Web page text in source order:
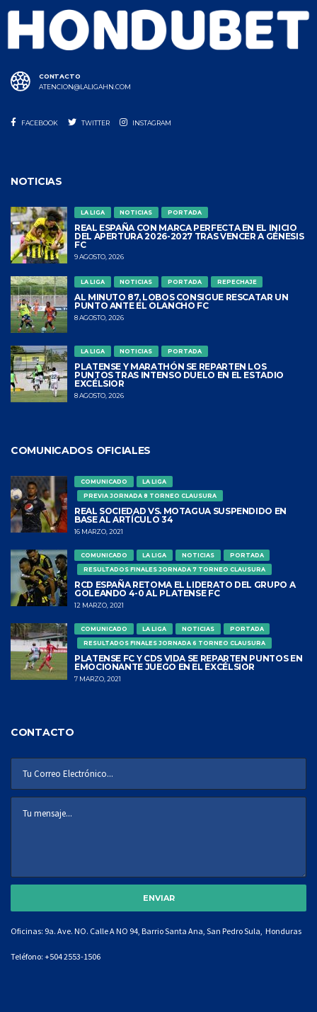
CONTACTO
ATENCION@LALIGAHN.COM
FACEBOOK TWITTER INSTAGRAM
NOTICIAS
LA LIGA NOTICIAS PORTADA
REAL ESPAÑA CON MARCA PERFECTA EN EL INICIO
DEL APERTURA 2026-2027 TRAS VENCER A GÉNESIS
FC
9 AGOSTO, 2026
LA LIGA NOTICIAS PORTADA REPECHAJE
AL MINUTO 87, LOBOS CONSIGUE RESCATAR UN
PUNTO ANTE EL OLANCHO FC
8 AGOSTO, 2026
LA LIGA NOTICIAS PORTADA
PLATENSE Y MARATHÓN SE REPARTEN LOS
PUNTOS TRAS INTENSO DUELO EN EL ESTADIO
EXCÉLSIOR
8 AGOSTO, 2026
COMUNICADOS OFICIALES
COMUNICADO
LA LIGA
PREVIA JORNADA 8 TORNEO CLAUSURA
REAL SOCIEDAD VS. MOTAGUA SUSPENDIDO EN
BASE AL ARTÍCULO 34
16 MARZO, 2021
COMUNICADO LA LIGA NOTICIAS
PORTADA
RESULTADOS FINALES JORNADA 7 TORNEO CLAUSURA
RCD ESPAÑA RETOMA EL LIDERATO DEL GRUPO A
GOLEANDO 4-0 AL PLATENSE FC
12 MARZO, 2021
COMUNICADO LA LIGA NOTICIAS
PORTADA
RESULTADOS FINALES JORNADA 6 TORNEO CLAUSURA
PLATENSE FC Y CDS VIDA SE REPARTEN PUNTOS EN
EMOCIONANTE JUEGO EN EL EXCÉLSIOR
7 MARZO, 2021
CONTACTO
Oficinas: 9a. Ave. NO. Calle A NO 94, Barrio Santa Ana, San Pedro Sula, Honduras
Teléfono: +504 2553-1506